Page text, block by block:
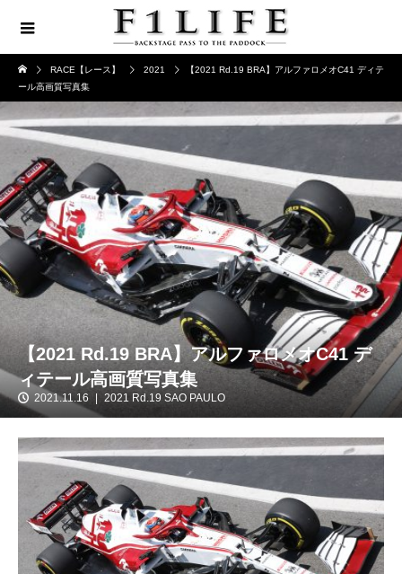
RACE【レース】 2021
【2021 Rd.19 BRA】アルファロメオC41 ディテ
ール高画質写真集
【2021 Rd.19 BRA】アルファロメオC41 デ
ィテール高画質写真集
2021.11.16 2021 Rd.19 SAO PAULO